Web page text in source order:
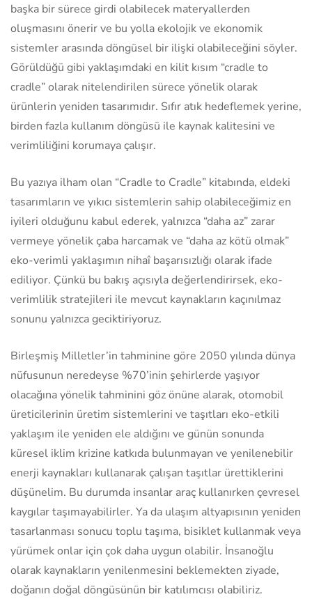
başka bir sürece girdi olabilecek materyallerden
oluşmasını önerir ve bu yolla ekolojik ve ekonomik
sistemler arasında döngüsel bir ilişki olabileceğini söyler.
Görüldüğü gibi yaklaşımdaki en kilit kısım “cradle to
cradle” olarak nitelendirilen sürece yönelik olarak
ürünlerin yeniden tasarımıdır. Sıfır atık hedeflemek yerine,
birden fazla kullanım döngüsü ile kaynak kalitesini ve
verimliliğini korumaya çalışır.
Bu yazıya ilham olan “Cradle to Cradle” kitabında, eldeki
tasarımların ve yıkıcı sistemlerin sahip olabileceğimiz en
iyileri olduğunu kabul ederek, yalnızca “daha az” zarar
vermeye yönelik çaba harcamak ve “daha az kötü olmak”
eko-verimli yaklaşımın nihaî başarısızlığı olarak ifade
ediliyor. Çünkü bu bakış açısıyla değerlendirirsek, eko-
verimlilik stratejileri ile mevcut kaynakların kaçınılmaz
sonunu yalnızca geciktiriyoruz.
Birleşmiş Milletler’in tahminine göre 2050 yılında dünya
nüfusunun neredeyse %70’inin şehirlerde yaşıyor
olacağına yönelik tahminini göz önüne alarak, otomobil
üreticilerinin üretim sistemlerini ve taşıtları eko-etkili
yaklaşım ile yeniden ele aldığını ve günün sonunda
küresel iklim krizine katkıda bulunmayan ve yenilenebilir
enerji kaynakları kullanarak çalışan taşıtlar ürettiklerini
düşünelim. Bu durumda insanlar araç kullanırken çevresel
kaygılar taşımayabilirler. Ya da ulaşım altyapısının yeniden
tasarlanması sonucu toplu taşıma, bisiklet kullanmak veya
yürümek onlar için çok daha uygun olabilir. İnsanoğlu
olarak kaynakların yenilenmesini beklemekten ziyade,
doğanın doğal döngüsünün bir katılımcısı olabiliriz.